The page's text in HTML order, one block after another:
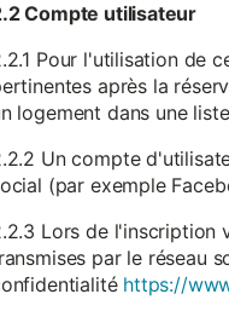
Compte utilisateur
Pour l'utilisation de
après la
logement dans une
Un compte
(par exemple
Lors de l'inscription
par le réseau
https://